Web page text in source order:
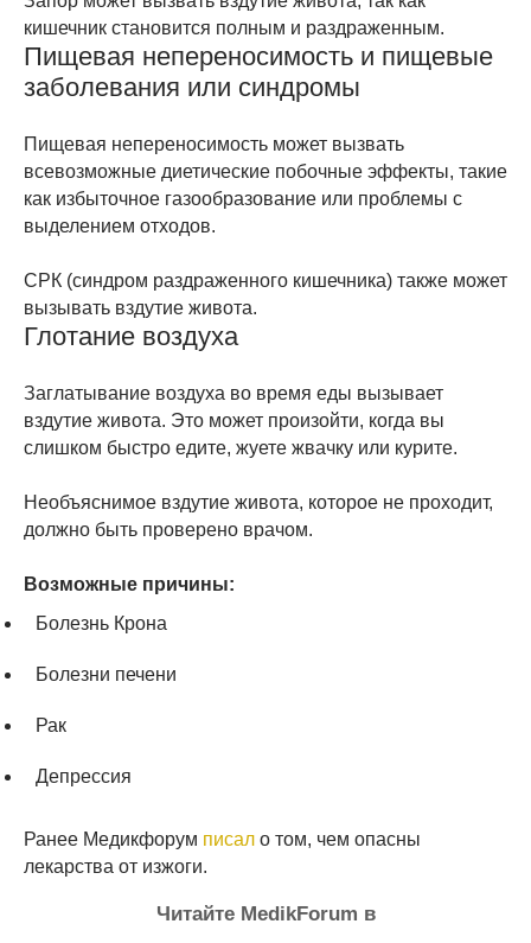
кишечник становится полным и раздраженным.
Пищевая непереносимость и пищевые
заболевания или синдромы
Пищевая непереносимость может вызвать
всевозможные диетические побочные эффекты, такие
как избыточное газообразование или проблемы с
выделением отходов.
СРК (синдром раздраженного кишечника) также может
вызывать вздутие живота.
Глотание воздуха
Заглатывание воздуха во время еды вызывает
вздутие живота. Это может произойти, когда вы
слишком быстро едите, жуете жвачку или курите.
Необъяснимое вздутие живота, которое не проходит,
должно быть проверено врачом.
Возможные причины:
Болезнь Крона
Болезни печени
Рак
Депрессия
Ранее Медикфорум писал о том, чем опасны
лекарства от изжоги.
Читайте MedikForum в